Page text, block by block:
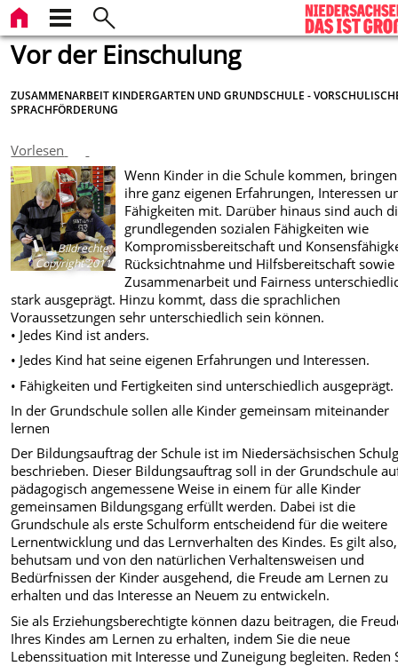
Vor der Einschulung
ZUSAMMENARBEIT KINDERGARTEN UND GRUNDSCHULE -
SPRACHFÖRDERUNG
Vorlesen
Bildrechte:
Copyright 2011
Wenn Kinder in die Schule kommen,
ihre ganz eigenen Erfahrungen, Interessen
Fähigkeiten mit. Darüber hinaus sind auch
grundlegenden sozialen Fähigkeiten wie
Kompromissbereitschaft und
Rücksichtnahme und Hilfsbereitschaft sowie
Zusammenarbeit und Fairness
stark ausgeprägt. Hinzu kommt, dass die sprachlichen
Voraussetzungen sehr unterschiedlich sein können.
• Jedes Kind ist anders.
• Jedes Kind hat seine eigenen Erfahrungen und Interessen.
• Fähigkeiten und Fertigkeiten sind unterschiedlich ausgeprägt.
In der Grundschule sollen alle Kinder gemeinsam miteinander
lernen
Der Bildungsauftrag der Schule ist im Niedersächsischen
beschrieben. Dieser Bildungsauftrag soll in der Grundschule
pädagogisch angemessene Weise in einem für alle Kinder
gemeinsamen Bildungsgang erfüllt werden. Dabei ist die
Grundschule als erste Schulform entscheidend für die weitere
Lernentwicklung und das Lernverhalten des Kindes. Es gilt also,
behutsam und von den natürlichen Verhaltensweisen und
Bedürfnissen der Kinder ausgehend, die Freude am Lernen zu
erhalten und das Interesse an Neuem zu entwickeln.
Sie als Erziehungsberechtigte können dazu beitragen, die
Ihres Kindes am Lernen zu erhalten, indem Sie die neue
Lebenssituation mit Interesse und Zuneigung begleiten. Reden